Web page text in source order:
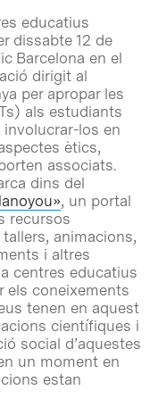
educatius
dissabte 12 de
Barcelona en el
dirigit al
per apropar les
als estudiants
involucrar-los en
ètics,
associats.
dins del
, un portal
recursos
animacions,
i altres
centres educatius
els coneixements
tenen en aquest
científiques i
social d’aquestes
un moment en
estan